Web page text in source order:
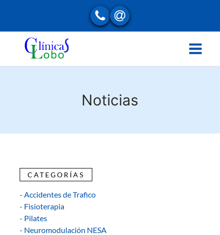
Noticias
CATEGORÍAS
- Accidentes de Trafico
- Fisioterapia
- Pilates
- Neuromodulación NESA